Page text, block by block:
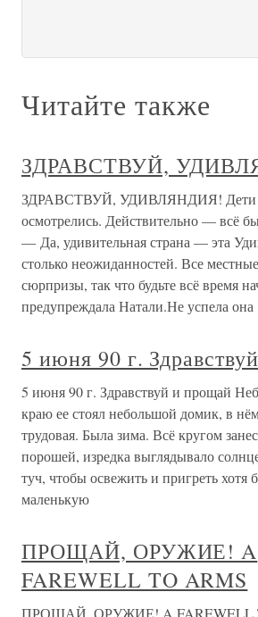
Читайте также
ЗДРАВСТВУЙ,
ЗДРАВСТВУЙ, УДИВЛЯНДИЯ! Дети
осмотрелись. Действительно — всё
— Да, удивительная страна — эта
столько неожиданностей. Все
сюрпризы, так что будьте всё время
предупреждала Натали.Не успела она
5 июня 90 г.
5 июня 90 г. Здравствуй и прощай
краю ее стоял небольшой домик, в
трудовая. Была зима. Всё кругом
порошей, изредка выглядывало
туч, чтобы освежить и пригреть хотя
маленькую
ПРОЩАЙ, ОРУЖИЕ! A
FAREWELL TO ARMS
ПРОЩАЙ, ОРУЖИЕ! A FAREWELL